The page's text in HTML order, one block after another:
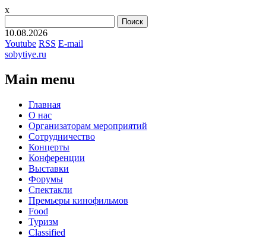
x
10.08.2026
Youtube RSS E-mail
sobytiye.ru
Main menu
Skip
content
Главная
О нас
Организаторам мероприятий
Сотрудничество
Концерты
Конференции
Выставки
Форумы
Спектакли
Премьеры кинофильмов
Food
Туризм
Сlassified